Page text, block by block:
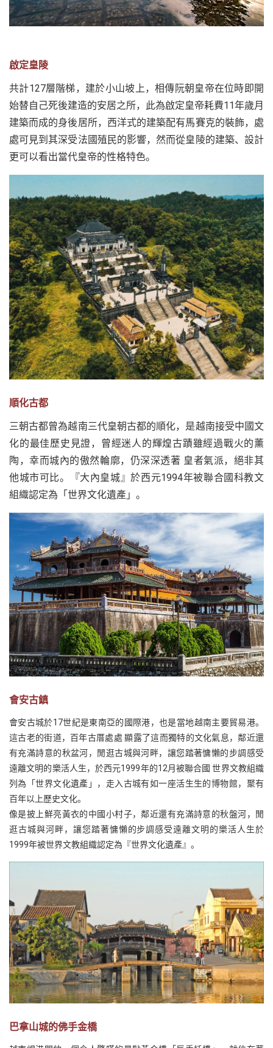
啟定皇陵
共計127層階梯，建於小山坡上，相傳阮朝皇帝在位時即開
始替自己死後建造的安居之所，此為啟定皇帝耗費11年歲月
建築而成的身後居所，西洋式的建築配有馬賽克的裝飾，處
處可見到其深受法國殖民的影響，然而從皇陵的建築、設計
更可以看出當代皇帝的性格特色。
順化古都
三朝古都曾為越南三代皇朝古都的順化，是越南接受中國文
化的最佳歷史見證，曾經迷人的輝煌古蹟雖經過戰火的薰
陶，幸而城內的傲然輪廓，仍深深透著 皇者氣派，絕非其
他城市可比。『大內皇城』於西元1994年被聯合國科教文
組織認定為「世界文化遺產」。
會安古鎮
會安古城於17世紀是東南亞的國際港，也是當地越南主要貿易港。
這古老的街道，百年古厝處處 顯露了這而獨特的文化氣息，鄰近還
有充滿詩意的秋盆河，閒逛古城與河畔，讓您踏著慵懶的步調感受
遠離文明的樂活人生，於西元1999年的12月被聯合國 世界文教組織
列為「世界文化遺產」，走入古城有如一座活生生的博物館，聚有
百年以上歷史文化。
像是披上鮮亮黃衣的中國小村子，鄰近還有充滿詩意的秋盤河，閒
逛古城與河畔，讓您踏著慵懶的步調感受遠離文明的樂活人生於
1999年被世界文教組織認定為『世界文化遺產』。
巴拿山城的佛手金橋